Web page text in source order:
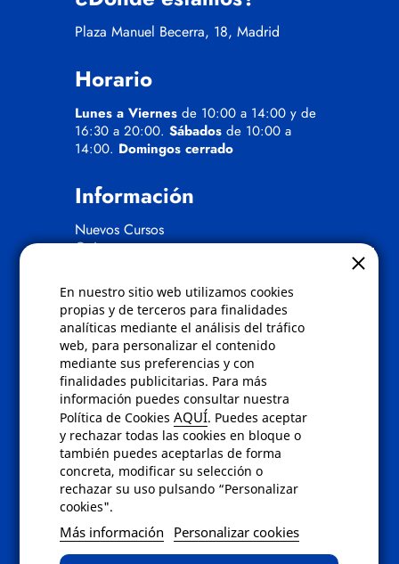
En nuestro sitio web utilizamos cookies
propias y de terceros para finalidades
analíticas mediante el análisis del tráfico
web, para personalizar el contenido
mediante sus preferencias y con
finalidades publicitarias. Para más
información puedes consultar nuestra
Política de CookiesAQUÍ. Puedes aceptar
y rechazar todas las cookies en bloque o
también puedes aceptarlas de forma
concreta, modificar su selección o
rechazar su uso pulsando “Personalizar
cookies".
Más información Personalizar cookies
Plaza Manuel Becerra, 18, Madrid
Horario
Lunes a Viernes de 10:00 a 14:00 y de
16:30 a 20:00. Sábados de 10:00 a
14:00. Domingos cerrado
Información
Nuevos Cursos
Quienes somos
Políticas
Condiciones de compra
Aviso de privacidad
Cookies
Bajas comunicados comerciales
Derecho de desistimiento
Preguntas frecuentes
Contacto
Envíanos un email a
bien rellena nuestroformulario de
contacto